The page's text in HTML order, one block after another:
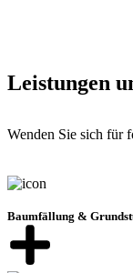
Leistungen
Wenden Sie sich für
Baumfällung &